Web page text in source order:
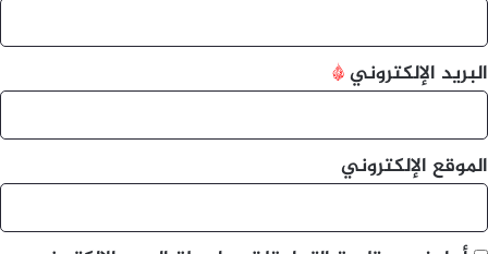
البريد الإلكتروني*
الموقع الإلكتروني